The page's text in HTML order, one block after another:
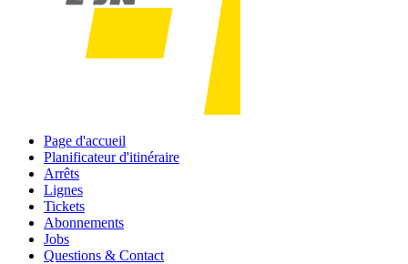
Page d'accueil
Planificateur d'itinéraire
Arrêts
Lignes
Tickets
Abonnements
Jobs
Questions & Contact